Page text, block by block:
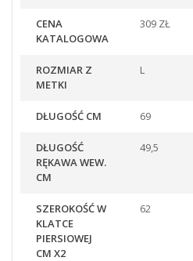
CENA
KATALOGOWA
309 ZŁ
ROZMIAR Z
METKI
L
DŁUGOŚĆ CM 69
DŁUGOŚĆ
RĘKAWA WEW.
CM
49,5
SZEROKOŚĆ W
KLATCE
PIERSIOWEJ
CM X2
62